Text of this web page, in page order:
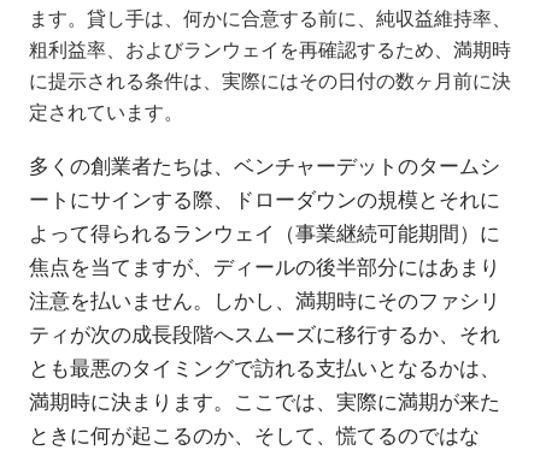
ます。貸し手は、何かに合意する前に、純収益維持率、
粗利益率、およびランウェイを再確認するため、満期時
に提示される条件は、実際にはその日付の数ヶ月前に決
定されています。
多くの創業者たちは、ベンチャーデットのタームシ
ートにサインする際、ドローダウンの規模とそれに
よって得られるランウェイ（事業継続可能期間）に
焦点を当てますが、ディールの後半部分にはあまり
注意を払いません。しかし、満期時にそのファシリ
ティが次の成長段階へスムーズに移行するか、それ
とも最悪のタイミングで訪れる支払いとなるかは、
満期時に決まります。ここでは、実際に満期が来た
ときに何が起こるのか、そして、慌てるのではな